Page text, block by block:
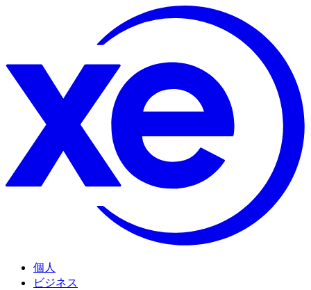
個人
ビジネス